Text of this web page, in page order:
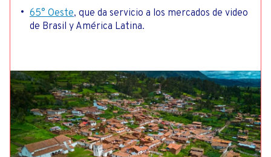
65° Oeste, que da servicio a los mercados de video
de Brasil y América Latina.